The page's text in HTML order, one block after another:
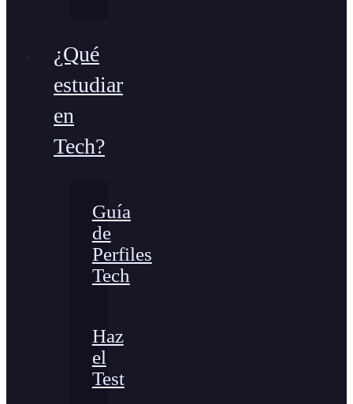
¿Qué
estudiar
en
Tech?
Guía
de
Perfiles
Tech
Haz
el
Test